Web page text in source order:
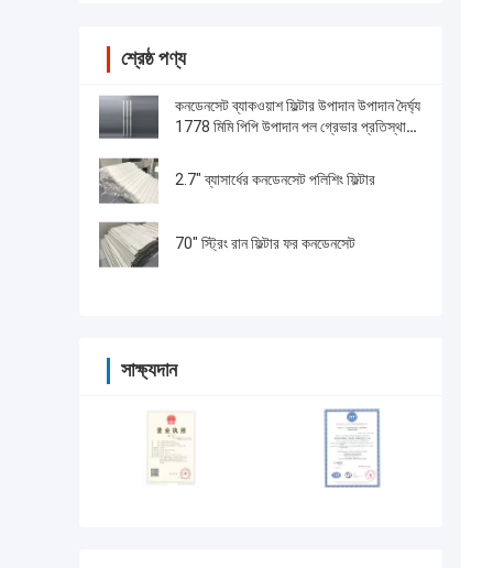
শ্রেষ্ঠ পণ্য
কনডেনসেট ব্যাকওয়াশ ফিল্টার উপাদান উপাদান দৈর্ঘ্য
1778 মিমি পিপি উপাদান পল গ্রেভার প্রতিস্থাপন
2.7" ব্যাসার্ধের কনডেনসেট পলিশিং ফিল্টার
70" স্ট্রিং রান ফিল্টার ফর কনডেনসেট
সাক্ষ্যদান